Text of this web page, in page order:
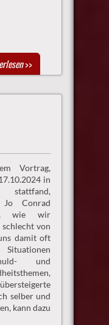
>>
Vortrag,
in
stattfand,
Conrad
wie wir
von
damit oft
und
selber und
kann dazu